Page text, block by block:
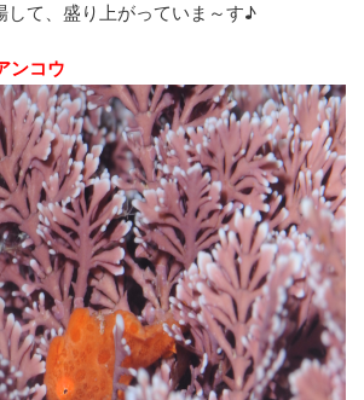
して、盛り上がっていま～す♪
ンコウ